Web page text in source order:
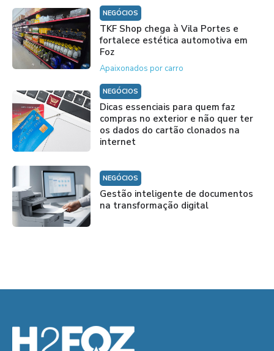
NEGÓCIOS
TKF Shop chega à Vila Portes e
fortalece estética automotiva em
Foz
Apaixonados por carro
NEGÓCIOS
Dicas essenciais para quem faz
compras no exterior e não quer ter
os dados do cartão clonados na
internet
NEGÓCIOS
Gestão inteligente de documentos
na transformação digital